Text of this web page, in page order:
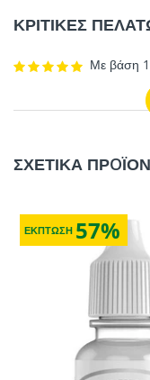
ΚΡΙΤΙΚΕΣ
Με βάση 1
ΣΧΕΤΙΚΑ
ΕΚΠΤΩΣΗ 57%